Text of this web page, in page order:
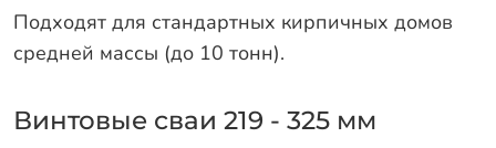
Подходят для стандартных кирпичных домов
средней массы (до 10 тонн).
Винтовые сваи 219 - 325 мм